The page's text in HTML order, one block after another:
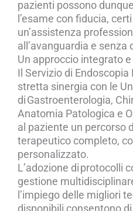
pazienti possono
l’esame con fiducia,
un’assistenza
all’avanguardia e senza
Un approccio integrato
Il Servizio di
stretta sinergia con le
di Gastroenterologia,
Anatomia Patologica e
al paziente un percorso
terapeutico completo,
personalizzato.
L’adozione di protocolli
gestione
l’impiego delle migliori